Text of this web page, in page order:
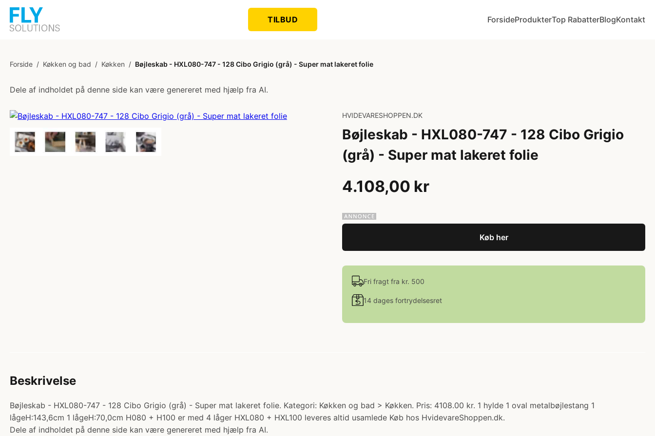
TILBUD ForsideProdukterTop RabatterBlogKontakt
Forside / Køkken og bad / Køkken / Bøjleskab - HXL080-747 - 128 Cibo Grigio (grå) - Super mat lakeret folie
Dele af indholdet på denne side kan være genereret med hjælp fra AI.
HVIDEVARESHOPPEN.DK
Bøjleskab - HXL080-747 - 128 Cibo Grigio
(grå) - Super mat lakeret folie
4.108,00 kr
Køb her
Fri fragt fra kr. 500
14 dages fortrydelsesret
Beskrivelse
Bøjleskab - HXL080-747 - 128 Cibo Grigio (grå) - Super mat lakeret folie. Kategori: Køkken og bad > Køkken. Pris: 4108.00 kr. 1 hylde 1 oval metalbøjlestang 1
lågeH:143,6cm 1 lågeH:70,0cm H080 + H100 er med 4 låger HXL080 + HXL100 leveres altid usamlede Køb hos HvidevareShoppen.dk.
Dele af indholdet på denne side kan være genereret med hjælp fra AI.